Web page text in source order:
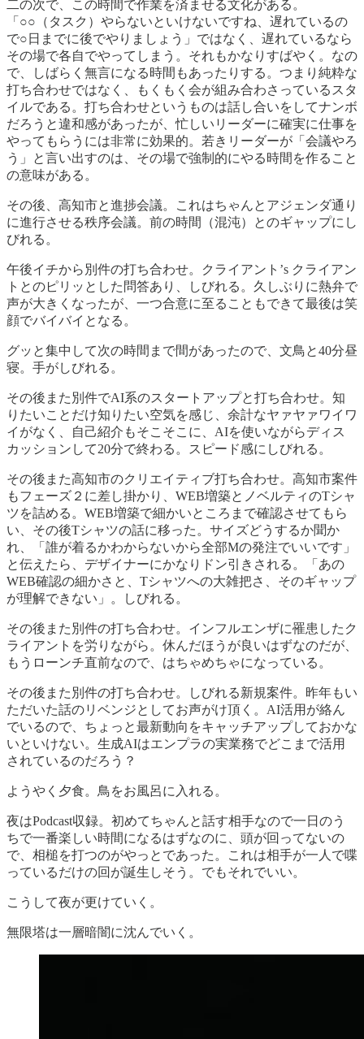
二の次で、この時間で作業を済ませる文化がある。
「○○（タスク）やらないといけないですね、遅れているの
で○日までに後でやりましょう」ではなく、遅れているなら
その場で各自でやってしまう。それもかなりすばやく。なの
で、しばらく無言になる時間もあったりする。つまり純粋な
打ち合わせではなく、もくもく会が組み合わさっているスタ
イルである。打ち合わせというものは話し合いをしてナンボ
だろうと違和感があったが、忙しいリーダーに確実に仕事を
やってもらうには非常に効果的。若きリーダーが「会議やろ
う」と言い出すのは、その場で強制的にやる時間を作ること
の意味がある。
その後、高知市と進捗会議。これはちゃんとアジェンダ通り
に進行させる秩序会議。前の時間（混沌）とのギャップにし
びれる。
午後イチから別件の打ち合わせ。クライアント’s クライアン
トとのピリッとした問答あり、しびれる。久しぶりに熱弁で
声が大きくなったが、一つ合意に至ることもできて最後は笑
顔でバイバイとなる。
グッと集中して次の時間まで間があったので、文鳥と40分昼
寝。手がしびれる。
その後また別件でAI系のスタートアップと打ち合わせ。知
りたいことだけ知りたい空気を感じ、余計なヤァヤァワイワ
イがなく、自己紹介もそこそこに、AIを使いながらディス
カッションして20分で終わる。スピード感にしびれる。
その後また高知市のクリエイティブ打ち合わせ。高知市案件
もフェーズ２に差し掛かり、WEB増築とノベルティのTシャ
ツを詰める。WEB増築で細かいところまで確認させてもら
い、その後Tシャツの話に移った。サイズどうするか聞か
れ、「誰が着るかわからないから全部Mの発注でいいです」
と伝えたら、デザイナーにかなりドン引きされる。「あの
WEB確認の細かさと、Tシャツへの大雑把さ、そのギャップ
が理解できない」。しびれる。
その後また別件の打ち合わせ。インフルエンザに罹患したク
ライアントを労りながら。休んだほうが良いはずなのだが、
もうローンチ直前なので、はちゃめちゃになっている。
その後また別件の打ち合わせ。しびれる新規案件。昨年もい
ただいた話のリベンジとしてお声がけ頂く。AI活用が絡ん
でいるので、ちょっと最新動向をキャッチアップしておかな
いといけない。生成AIはエンプラの実業務でどこまで活用
されているのだろう？
ようやく夕食。鳥をお風呂に入れる。
夜はPodcast収録。初めてちゃんと話す相手なので一日のう
ちで一番楽しい時間になるはずなのに、頭が回ってないの
で、相槌を打つのがやっとであった。これは相手が一人で喋
っているだけの回が誕生しそう。でもそれでいい。
こうして夜が更けていく。
無限塔は一層暗闇に沈んでいく。